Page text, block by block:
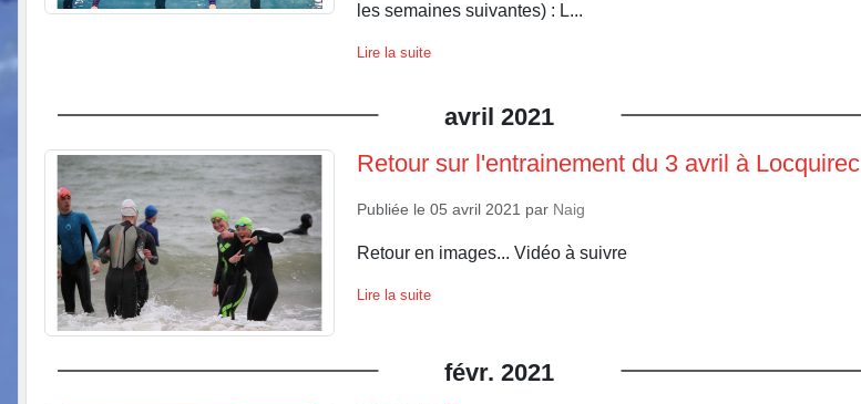
les semaines suivantes) : L...
Lire la suite
avril 2021
Retour sur l'entrainement du 3 avril à Locquirec
Publiée le 05 avril 2021 par Naig
Retour en images... Vidéo à suivre
Lire la suite
févr. 2021